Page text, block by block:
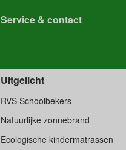
Service & contact
Uitgelicht
RVS Schoolbekers
Natuurlijke zonnebrand
Ecologische kindermatrassen